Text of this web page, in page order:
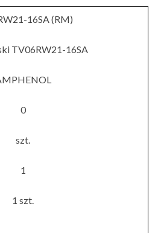
16SA (RM)
TV06RW21-16SA
0
szt.
1
1 szt.